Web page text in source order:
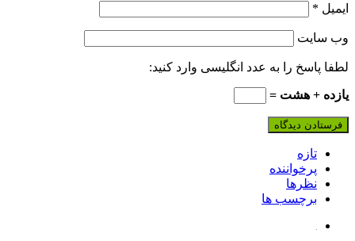
ایمیل *
وب‌ سایت
لطفا پاسخ را به عدد انگلیسی وارد کنید:
یازده + هشت =
تازه
پرخواننده
نظرها
برچسب ها